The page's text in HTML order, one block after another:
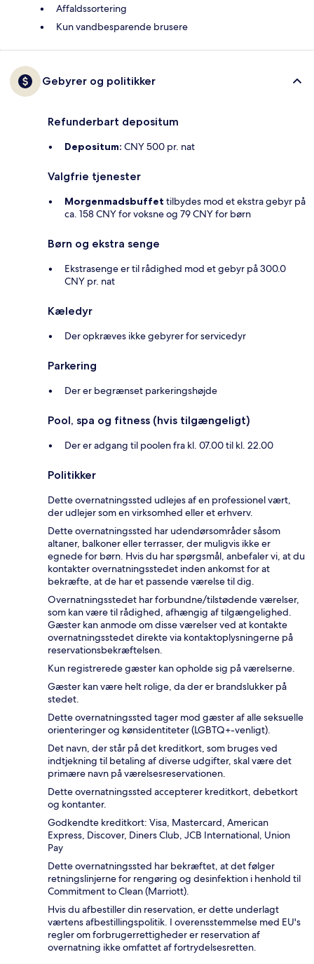
Affaldssortering
Kun vandbesparende brusere
Gebyrer og politikker
Refunderbart depositum
Depositum: CNY 500 pr. nat
Valgfrie tjenester
Morgenmadsbuffet tilbydes mod et ekstra gebyr på
ca. 158 CNY for voksne og 79 CNY for børn
Børn og ekstra senge
Ekstrasenge er til rådighed mod et gebyr på 300.0
CNY pr. nat
Kæledyr
Der opkræves ikke gebyrer for servicedyr
Parkering
Der er begrænset parkeringshøjde
Pool, spa og fitness (hvis tilgængeligt)
Der er adgang til poolen fra kl. 07.00 til kl. 22.00
Politikker
Dette overnatningssted udlejes af en professionel vært,
der udlejer som en virksomhed eller et erhverv.
Dette overnatningssted har udendørsområder såsom
altaner, balkoner eller terrasser, der muligvis ikke er
egnede for børn. Hvis du har spørgsmål, anbefaler vi, at du
kontakter overnatningsstedet inden ankomst for at
bekræfte, at de har et passende værelse til dig.
Overnatningsstedet har forbundne/tilstødende værelser,
som kan være til rådighed, afhængig af tilgængelighed.
Gæster kan anmode om disse værelser ved at kontakte
overnatningsstedet direkte via kontaktoplysningerne på
reservationsbekræftelsen.
Kun registrerede gæster kan opholde sig på værelserne.
Gæster kan være helt rolige, da der er brandslukker på
stedet.
Dette overnatningssted tager mod gæster af alle seksuelle
orienteringer og kønsidentiteter (LGBTQ+-venligt).
Det navn, der står på det kreditkort, som bruges ved
indtjekning til betaling af diverse udgifter, skal være det
primære navn på værelsesreservationen.
Dette overnatningssted accepterer kreditkort, debetkort
og kontanter.
Godkendte kreditkort: Visa, Mastercard, American
Express, Discover, Diners Club, JCB International, Union
Pay
Dette overnatningssted har bekræftet, at det følger
retningslinjerne for rengøring og desinfektion i henhold til
Commitment to Clean (Marriott).
Hvis du afbestiller din reservation, er dette underlagt
værtens afbestillingspolitik. I overensstemmelse med EU's
regler om forbrugerrettigheder er reservation af
overnatning ikke omfattet af fortrydelsesretten.